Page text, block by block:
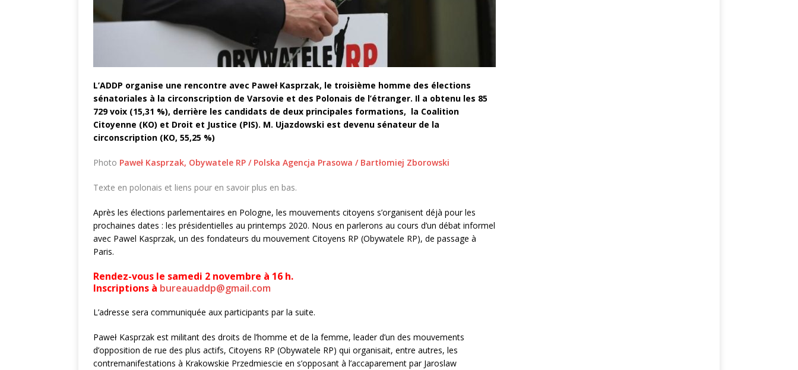
L’ADDP organise une rencontre avec Paweł Kasprzak, le troisième homme des élections
sénatoriales à la circonscription de Varsovie et des Polonais de l’étranger. Il a obtenu les 85
729 voix (15,31 %), derrière les candidats de deux principales formations, la Coalition
Citoyenne (KO) et Droit et Justice (PIS). M. Ujazdowski est devenu sénateur de la
circonscription (KO, 55,25 %)
Photo Paweł Kasprzak, Obywatele RP / Polska Agencja Prasowa / Bartłomiej Zborowski
Texte en polonais et liens pour en savoir plus en bas.
Après les élections parlementaires en Pologne, les mouvements citoyens s’organisent déjà pour les
prochaines dates : les présidentielles au printemps 2020. Nous en parlerons au cours d’un débat informel
avec Pawel Kasprzak, un des fondateurs du mouvement Citoyens RP (Obywatele RP), de passage à
Paris.
Rendez-vous le samedi 2 novembre à 16 h.
Inscriptions à bureauaddp@gmail.com
L’adresse sera communiquée aux participants par la suite.
Paweł Kasprzak est militant des droits de l’homme et de la femme, leader d’un des mouvements
d’opposition de rue des plus actifs, Citoyens RP (Obywatele RP) qui organisait, entre autres, les
contremanifestations à Krakowskie Przedmiescie en s’opposant à l’accaparement par Jaroslaw